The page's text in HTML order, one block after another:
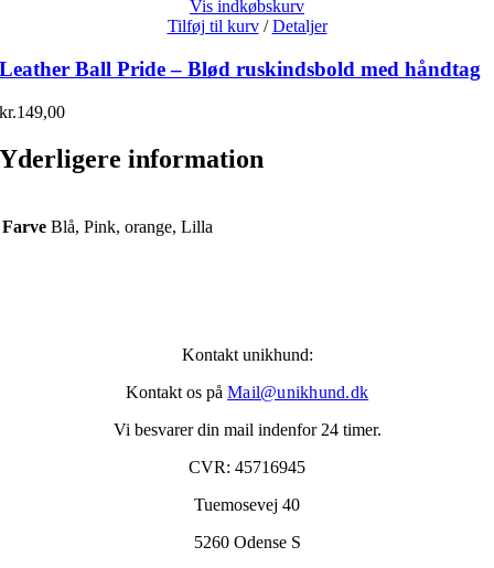
Vis indkøbskurv
Tilføj til kurv / Detaljer
Leather Ball Pride – Blød ruskindsbold med håndtag
kr.149,00
Yderligere information
Farve Blå, Pink, orange, Lilla
Kontakt unikhund:
Kontakt os på Mail@unikhund.dk
Vi besvarer din mail indenfor 24 timer.
CVR: 45716945
Tuemosevej 40
5260 Odense S